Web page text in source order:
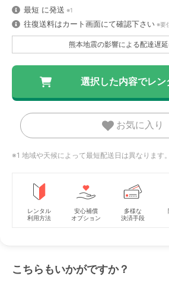
最短 に発送 ※1
往復送料はカート画面にて確認下さい ※要
熊本地震の影響による配達遅
お気に入り
※1 地域や天候によって最短配送日は異なります。
レンタル
利用方法
安心補償
オプション
多様な
決済手段
こちらもいかがですか？